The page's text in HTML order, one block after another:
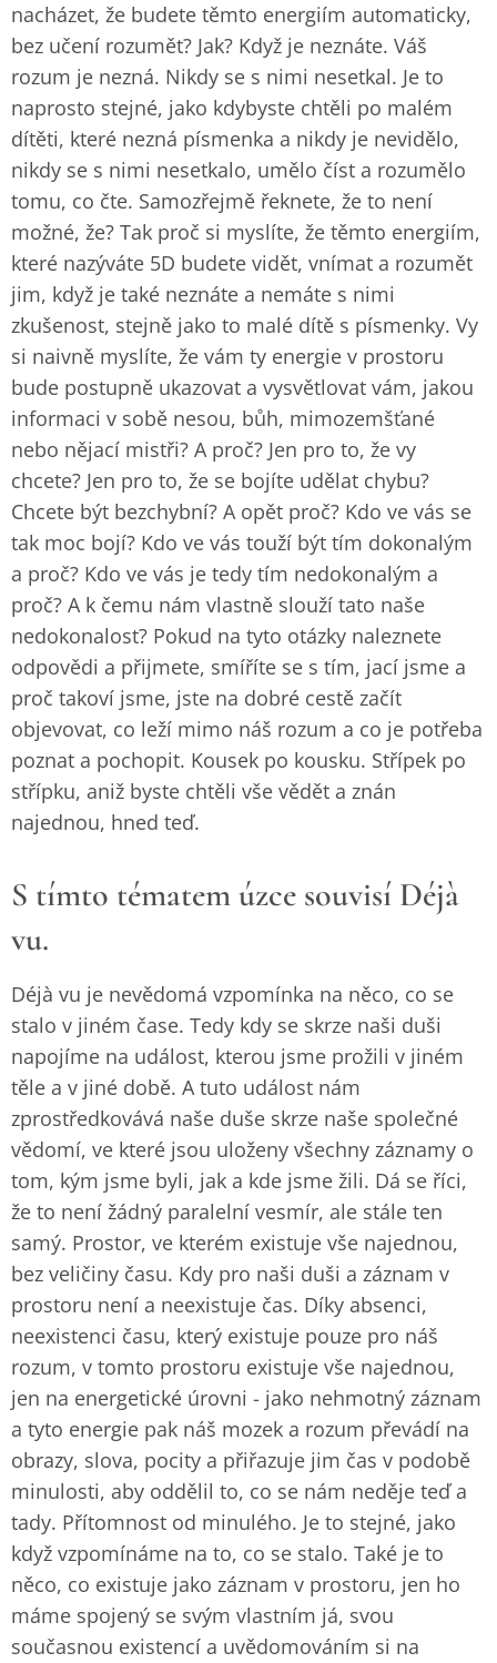
nacházet, že budete těmto energiím automaticky,
bez učení rozumět? Jak? Když je neznáte. Váš
rozum je nezná. Nikdy se s nimi nesetkal. Je to
naprosto stejné, jako kdybyste chtěli po malém
dítěti, které nezná písmenka a nikdy je nevidělo,
nikdy se s nimi nesetkalo, umělo číst a rozumělo
tomu, co čte. Samozřejmě řeknete, že to není
možné, že? Tak proč si myslíte, že těmto energiím,
které nazýváte 5D budete vidět, vnímat a rozumět
jim, když je také neznáte a nemáte s nimi
zkušenost, stejně jako to malé dítě s písmenky. Vy
si naivně myslíte, že vám ty energie v prostoru
bude postupně ukazovat a vysvětlovat vám, jakou
informaci v sobě nesou, bůh, mimozemšťané
nebo nějací mistři? A proč? Jen pro to, že vy
chcete? Jen pro to, že se bojíte udělat chybu?
Chcete být bezchybní? A opět proč? Kdo ve vás se
tak moc bojí? Kdo ve vás touží být tím dokonalým
a proč? Kdo ve vás je tedy tím nedokonalým a
proč? A k čemu nám vlastně slouží tato naše
nedokonalost? Pokud na tyto otázky naleznete
odpovědi a přijmete, smíříte se s tím, jací jsme a
proč takoví jsme, jste na dobré cestě začít
objevovat, co leží mimo náš rozum a co je potřeba
poznat a pochopit. Kousek po kousku. Střípek po
střípku, aniž byste chtěli vše vědět a znán
najednou, hned teď.
S tímto tématem úzce souvisí Déjà
vu.
Déjà vu je nevědomá vzpomínka na něco, co se
stalo v jiném čase. Tedy kdy se skrze naši duši
napojíme na událost, kterou jsme prožili v jiném
těle a v jiné době. A tuto událost nám
zprostředkovává naše duše skrze naše společné
vědomí, ve které jsou uloženy všechny záznamy o
tom, kým jsme byli, jak a kde jsme žili. Dá se říci,
že to není žádný paralelní vesmír, ale stále ten
samý. Prostor, ve kterém existuje vše najednou,
bez veličiny času. Kdy pro naši duši a záznam v
prostoru není a neexistuje čas. Díky absenci,
neexistenci času, který existuje pouze pro náš
rozum, v tomto prostoru existuje vše najednou,
jen na energetické úrovni - jako nehmotný záznam
a tyto energie pak náš mozek a rozum převádí na
obrazy, slova, pocity a přiřazuje jim čas v podobě
minulosti, aby oddělil to, co se nám neděje teď a
tady. Přítomnost od minulého. Je to stejné, jako
když vzpomínáme na to, co se stalo. Také je to
něco, co existuje jako záznam v prostoru, jen ho
máme spojený se svým vlastním já, svou
současnou existencí a uvědomováním si na